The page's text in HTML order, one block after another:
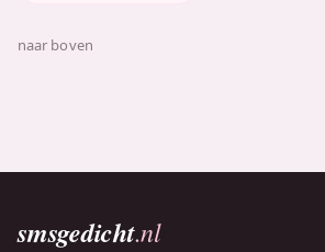
naar boven
smsgedicht.nl